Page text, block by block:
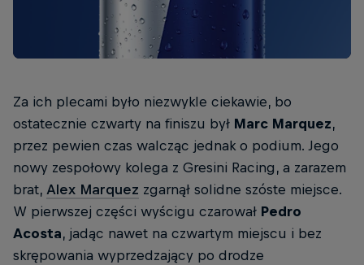
Za ich plecami było niezwykle ciekawie, bo
ostatecznie czwarty na finiszu był Marc Marquez,
przez pewien czas walcząc jednak o podium. Jego
nowy zespołowy kolega z Gresini Racing, a zarazem
brat, Alex Marquez zgarnął solidne szóste miejsce.
W pierwszej części wyścigu czarował Pedro
Acosta, jadąc nawet na czwartym miejscu i bez
skrępowania wyprzedzający po drodze